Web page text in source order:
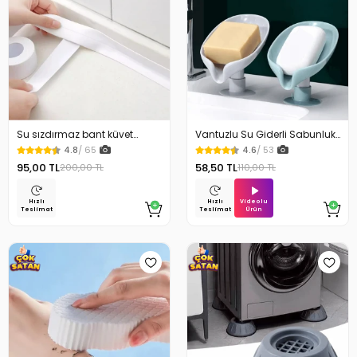
Su sızdırmaz bant küvet
Tezgah tamir bandı
4.8/ 65
95,00 TL200,00 TL
Hızlı
Teslimat
Vantuzlu Su Giderli Sabunluk
Kaymaz 4.6/ 53
58,50 TL110,00 TL
Hızlı
Teslimat
Videolu
Ürün